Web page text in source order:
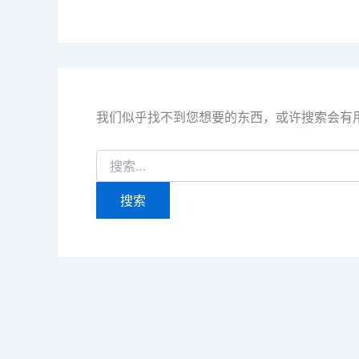
我们似乎找不到您想要的东西，或许搜索会有
搜
索：